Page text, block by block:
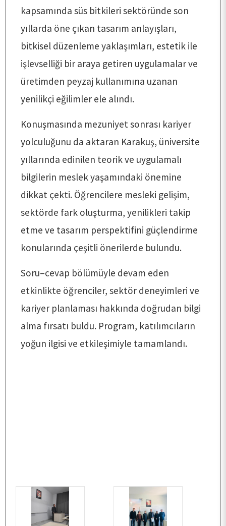
ÖĞRENCİ
ARAŞTIRMA
KALİTE
TOPLUMSAL KATKI
E-HİZMET
İLETİŞİM
kapsamında süs bitkileri sektöründe son
yıllarda öne çıkan tasarım anlayışları,
bitkisel düzenleme yaklaşımları, estetik ile
işlevselliği bir araya getiren uygulamalar ve
üretimden peyzaj kullanımına uzanan
yenilikçi eğilimler ele alındı.
Konuşmasında mezuniyet sonrası kariyer
yolculuğunu da aktaran Karakuş, üniversite
yıllarında edinilen teorik ve uygulamalı
bilgilerin meslek yaşamındaki önemine
dikkat çekti. Öğrencilere mesleki gelişim,
sektörde fark oluşturma, yenilikleri takip
etme ve tasarım perspektifini güçlendirme
konularında çeşitli önerilerde bulundu.
Soru–cevap bölümüyle devam eden
etkinlikte öğrenciler, sektör deneyimleri ve
kariyer planlaması hakkında doğrudan bilgi
alma fırsatı buldu. Program, katılımcıların
yoğun ilgisi ve etkileşimiyle tamamlandı.